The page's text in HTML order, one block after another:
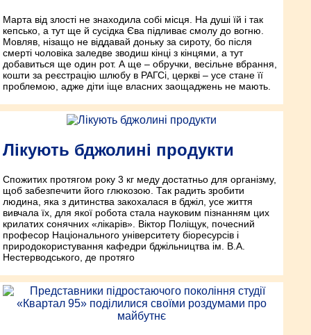
Марта від злості не знаходила собі місця. На душі їй і так
кепсько, а тут ще й сусідка Єва підливає смолу до вогню.
Мовляв, нізащо не віддавай доньку за сироту, бо після
смерті чоловіка заледве зводиш кінці з кінцями, а тут
добавиться ще один рот. А ще – обручки, весільне вбрання,
кошти за реєстрацію шлюбу в РАГСі, церкві – усе стане її
проблемою, адже діти іще власних заощаджень не мають.
Лікують бджолині продукти
Спожитих протягом року 3 кг меду достатньо для організму,
щоб забезпечити його глюкозою. Так радить зробити
людина, яка з дитинства закохалася в бджіл, усе життя
вивчала їх, для якої робота стала науковим пізнанням цих
крилатих сонячних «лікарів». Віктор Поліщук, почесний
професор Національного університету біоресурсів і
природокористування кафедри бджільництва ім. В.А.
Нестерводського, де протяго